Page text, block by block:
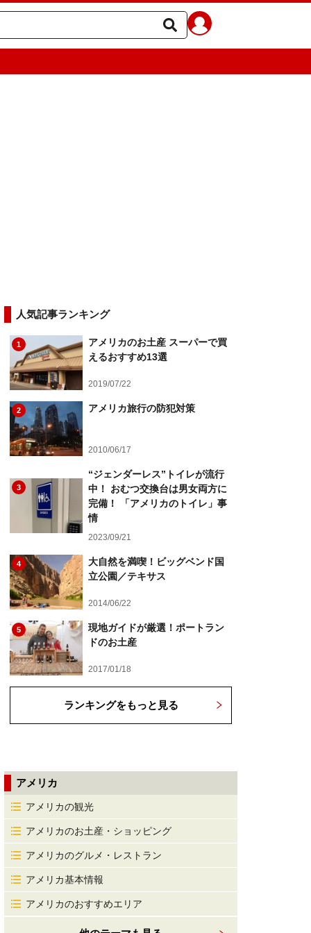
人気記事ランキング
1
アメリカのお土産 スーパーで買
えるおすすめ13選
2019/07/22
2 アメリカ旅行の防犯対策
2010/06/17
3
“ジェンダーレス”トイレが流行
中！ おむつ交換台は男女両方に
完備！ 「アメリカのトイレ」事
情
2023/09/21
4
大自然を満喫！ビッグベンド国
立公園／テキサス
2014/06/22
5
現地ガイドが厳選！ポートラン
ドのお土産
2017/01/18
ランキングをもっと見る
アメリカ
アメリカの観光
アメリカのお土産・ショッピング
アメリカのグルメ・レストラン
アメリカ基本情報
アメリカのおすすめエリア